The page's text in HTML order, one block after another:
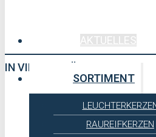
AKTUELLES
SORTIMENT
RAUREIFKERZEN
IN VIELEN GRÖSSEN